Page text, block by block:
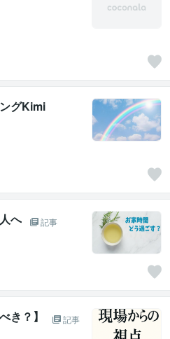
グKimi
へ
記事
き？】
記事